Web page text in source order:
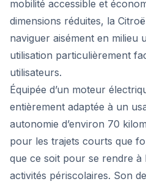
mobilité accessible et
dimensions réduites, la
naviguer aisément en milieu
utilisation particulièrement
utilisateurs.
Équipée d’un moteur
entièrement adaptée à un
autonomie d’environ 70
pour les trajets courts que
que ce soit pour se rendre à
activités périscolaires. Son